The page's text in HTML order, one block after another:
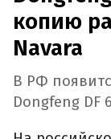
копию
Navara
В РФ
Dongfeng DF